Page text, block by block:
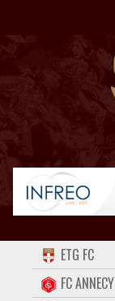
ACCUEIL
FORUM
ETG FC
FC ANNECY